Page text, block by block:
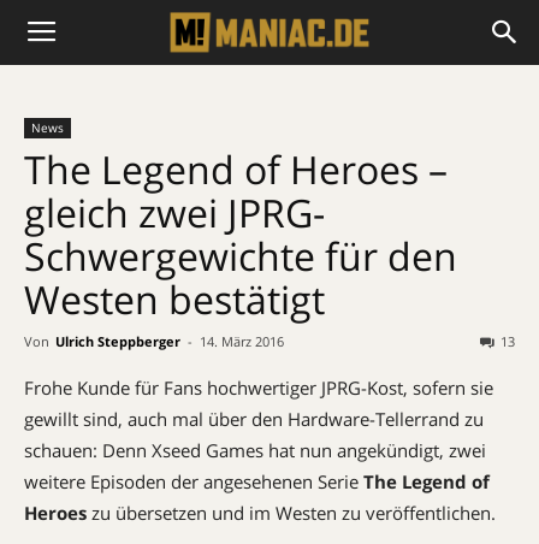
News
The Legend of Heroes –
gleich zwei JPRG-
Schwergewichte für den
Westen bestätigt
Von Ulrich Steppberger - 14. März 2016 13
Frohe Kunde für Fans hochwertiger JPRG-Kost, sofern sie
gewillt sind, auch mal über den Hardware-Tellerrand zu
schauen: Denn Xseed Games hat nun angekündigt, zwei
weitere Episoden der angesehenen Serie The Legend of
Heroes zu übersetzen und im Westen zu veröffentlichen.